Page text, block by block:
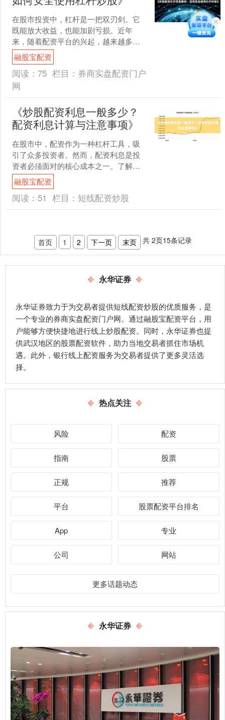
在股市投资中，杠杆是一把双刃剑。它
既能放大收益，也能加剧亏损。近年
来，随着配资平台的兴起，越来越多的
投资者尝试使用杠杆炒股，希望借此实
现财富快速增值。然而，高收....
融股宝配资
阅读： 75 栏目： 券商实盘配资门户
网
《炒股配资利息一般多少？
配资利息计算与注意事项》
在股市中，配资作为一种杠杆工具，吸
引了众多投资者。然而，配资利息是投
资者必须面对的核心成本之一。了解配
资利息的计算方式和相关注意事项融股
宝配资，不仅能帮助投资者....
融股宝配资
阅读： 51 栏目： 短线配资炒股
首页 1 2 下一页 末页 共 2页15条记录
永华证券
永华证券致力于为交易者提供短线配资炒股的优质服务，是
一个专业的券商实盘配资门户网。通过融股宝配资平台，用
户能够方便快捷地进行线上炒股配资。同时，永华证券也提
供武汉地区的股票配资软件，助力当地交易者抓住市场机
遇。此外，银行线上配资服务为交易者提供了更多灵活选
择。
热点关注
风险 配资
指南 股票
正规 推荐
平台 股票配资平台排名
App 专业
公司 网站
更多话题动态
永华证券